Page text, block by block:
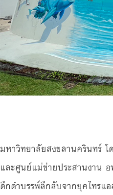
มหาวิทยาลัยสงขลานครินทร์
และศูนย์แม่ข่ายประสานงาน
ดึกดำบรรพ์ลึกลับจากยุคไทรแ